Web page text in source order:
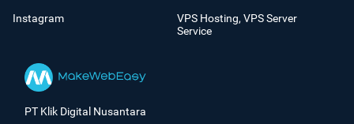
Instagram
VPS Hosting, VPS Server
Service
PT Klik Digital Nusantara